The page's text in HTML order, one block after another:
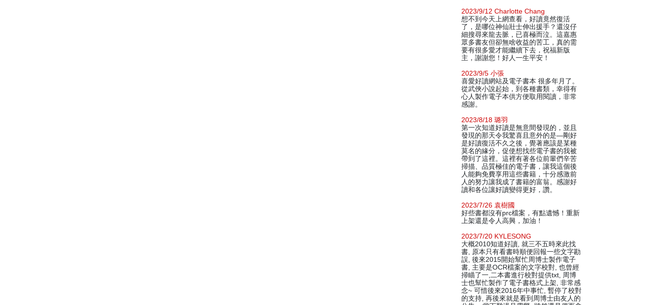
2023/9/12 Charlotte Chang
想不到今天上網查看，好讀竟然復活
了，是哪位神仙壯士伸出援手？還沒仔
細搜尋來龍去脈，已喜極而泣。這嘉惠
眾多書友但卻無啥收益的苦工，真的需
要有很多愛才能繼續下去，祝福新版
主，謝謝您！好人一生平安！
2023/9/5 小張
喜愛好讀網站及電子書本 很多年月了。
從武俠小說起始，到各種書類，幸得有
心人製作電子本供方便取用閱讀，非常
感謝。
2023/8/18 璐羽
第一次知道好讀是無意間發現的，並且
發現的那天令我驚喜且意外的是—剛好
是好讀復活不久之後，覺著應該是某種
莫名的緣分，促使想找些電子書的我被
帶到了這裡。這裡有著各位前輩們辛苦
掃描、品質極佳的電子書，讓我這個後
人能夠免費享用這些書籍，十分感激前
人的努力讓我成了書籍的富翁。感謝好
讀和各位讓好讀變得更好，讚。
2023/7/26 袁樹國
好些書都沒有prc檔案，有點遺憾！重新
上架還是令人高興，加油！
2023/7/20 KYLESONG
大概2010知道好讀, 就三不五時來此找
書, 原本只有看書時順便回報一些文字勘
誤, 後來2015開始幫忙周博士製作電子
書, 主要是OCR檔案的文字校對, 也曾經
掃瞄了一,二本書進行校對提供txt, 周博
士也幫忙製作了電子書格式上架, 非常感
念~ 可惜後來2016年中事忙, 暫停了校對
的支持, 再後來就是看到周博士由友人的